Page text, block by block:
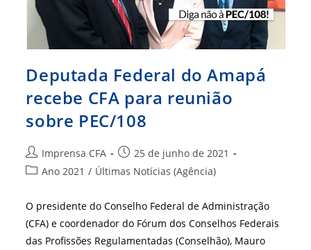
Deputada Federal do Amapá
recebe CFA para reunião
sobre PEC/108
Autor
do
Imprensa CFA
Post
publicado:
25 de junho de 2021
Categoria
Ano 2021 / Últimas Notícias (Agência)
O presidente do Conselho Federal de Administração
(CFA) e coordenador do Fórum dos Conselhos Federais
das Profissões Regulamentadas (Conselhão), Mauro